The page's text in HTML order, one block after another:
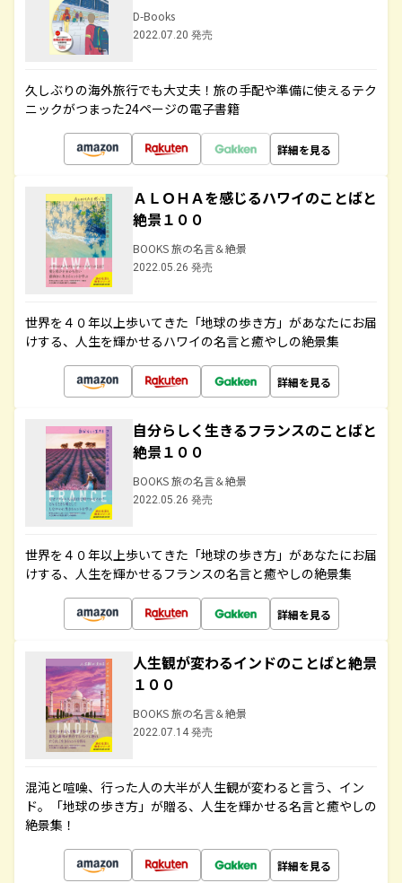
D-Books
2022.07.20 発売
久しぶりの海外旅行でも大丈夫！旅の手配や準備に使えるテク
ニックがつまった24ページの電子書籍
詳細を見る
ＡＬＯＨＡを感じるハワイのことばと
絶景１００
BOOKS 旅の名言＆絶景
2022.05.26 発売
世界を４０年以上歩いてきた「地球の歩き方」があなたにお届
けする、人生を輝かせるハワイの名言と癒やしの絶景集
詳細を見る
自分らしく生きるフランスのことばと
絶景１００
BOOKS 旅の名言＆絶景
2022.05.26 発売
世界を４０年以上歩いてきた「地球の歩き方」があなたにお届
けする、人生を輝かせるフランスの名言と癒やしの絶景集
詳細を見る
人生観が変わるインドのことばと絶景
１００
BOOKS 旅の名言＆絶景
2022.07.14 発売
混沌と喧噪、行った人の大半が人生観が変わると言う、イン
ド。「地球の歩き方」が贈る、人生を輝かせる名言と癒やしの
絶景集！
詳細を見る